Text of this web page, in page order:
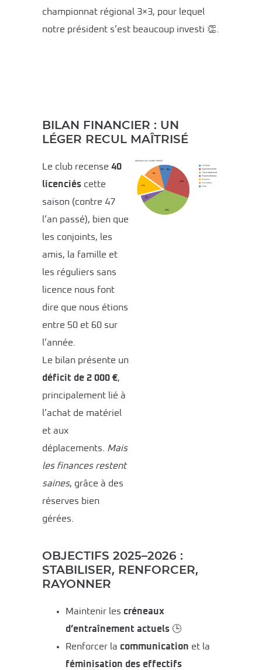
championnat régional 3×3, pour lequel
notre président s’est beaucoup investi 👏.
BILAN FINANCIER : UN
LÉGER RECUL MAÎTRISÉ
Le club recense 40
licenciéscette
saison (contre 47
l’an passé), bien que
les conjoints, les
amis, la famille et
les réguliers sans
licence nous font
dire que nous étions
entre 50 et 60 sur
l’année.
Le bilan présente un
déficit de 2 000 €,
principalement lié à
l’achat de matériel
et aux
déplacements.
Mais
les finances restent
saines, grâce à des
réserves bien
gérées.
OBJECTIFS 2025–2026 :
STABILISER, RENFORCER,
RAYONNER
Maintenir les créneaux
d’entraînement actuels🕒
Renforcer la communication et la
féminisation des effectifs